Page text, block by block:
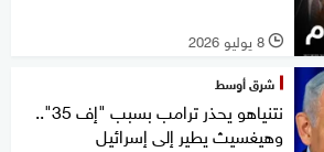
l 8 يوليو 2026
شرق أوسط
نتنياهو يحذر ترامب بسبب "إف 35"..
وهيغسيث يطير إلى إسرائيل